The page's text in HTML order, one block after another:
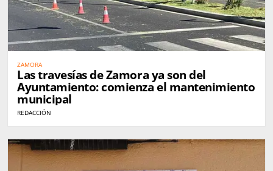
ZAMORA
Las travesías de Zamora ya son del
Ayuntamiento: comienza el mantenimiento
municipal
REDACCIÓN